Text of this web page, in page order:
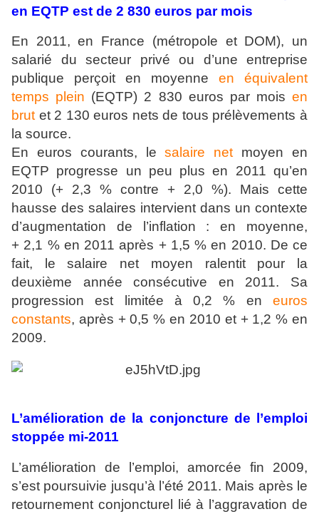
en EQTP est de 2 830 euros par mois
En 2011, en France (métropole et DOM), un
salarié du secteur privé ou d’une entreprise
publique perçoit en moyenne en équivalent
temps plein (EQTP) 2 830 euros par mois en
brut et 2 130 euros nets de tous prélèvements à
la source.
En euros courants, lesalaire net moyen en
EQTP progresse un peu plus en 2011 qu’en
2010 (+ 2,3 % contre + 2,0 %). Mais cette
hausse des salaires intervient dans un contexte
d’augmentation de l’inflation : en moyenne,
+ 2,1 % en 2011 après + 1,5 % en 2010. De ce
fait, le salaire net moyen ralentit pour la
deuxième année consécutive en 2011. Sa
progression est limitée à 0,2 % en euros
constants, après + 0,5 % en 2010 et + 1,2 % en
2009.
L’amélioration de la conjoncture de l’emploi
stoppée mi-2011
L’amélioration de l’emploi, amorcée fin 2009,
s’est poursuivie jusqu’à l’été 2011. Mais après le
retournement conjoncturel lié à l’aggravation de